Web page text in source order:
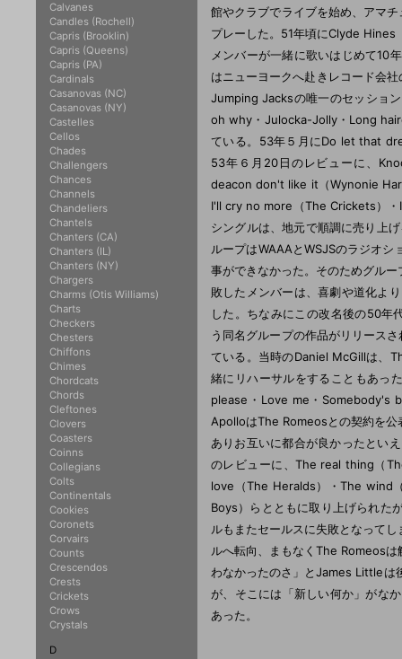
館やクラブでライブを始め、アマ
プレーした。51年頃にClyde Hines
メンバーが一緒に歌いはじめて10
はニューヨークへ赴きレコード会
Jumping Jacksの唯一のセッショ
oh why・Julocka-Jolly・Long
ている。53年５月にDo let that
53年６月20日のレビューに、
deacon don't like it（Wynonie
I'll cry no more（The Crickets）
シングルは、地元で順調に売り上
ループはWAAAとWSJSのラジオ
事ができなかった。そのためグル
敗したメンバーは、喜劇や道化よ
した。ちなみにこの改名後の50
う同名グループの作品がリリース
ている。当時のDaniel McGillは、
緒にリハーサルをすることもあっ
please・Love me・Somebody's
ApolloはThe Romeosとの契約を公
ありお互いに都合が良かったとい
のレビューに、The real thing（
love（The Heralds）・The wind
Boys）らとともに取り上げられた
ルもまたセールスに失敗となって
ルへ転向、まもなくThe Romeos
わなかったのさ」とJames Littleは
が、そこには「新しい何か」がな
あった。
Calvanes
Candles (Rochell)
Capris (Brooklin)
Capris (Queens)
Capris (PA)
Cardinals
Casanovas (NC)
Casanovas (NY)
Castelles
Cellos
Chades
Challengers
Chances
Channels
Chandeliers
Chantels
Chanters (CA)
Chanters (IL)
Chanters (NY)
Chargers
Charms (Otis Williams)
Charts
Checkers
Chesters
Chiffons
Chimes
Chordcats
Chords
Cleftones
Clovers
Coasters
Coinns
Collegians
Colts
Continentals
Cookies
Coronets
Corvairs
Counts
Crescendos
Crests
Crickets
Crows
Crystals
D